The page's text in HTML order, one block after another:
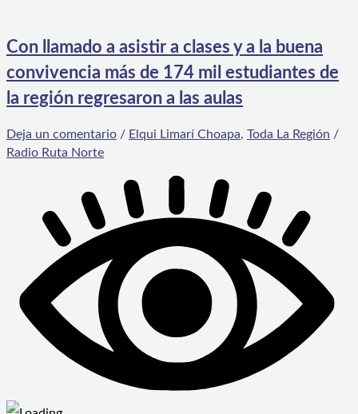
Con llamado a asistir a clases y a la buena
convivencia más de 174 mil estudiantes de
la región regresaron a las aulas
Deja un comentario / Elqui Limarí Choapa, Toda La Región /
Radio Ruta Norte